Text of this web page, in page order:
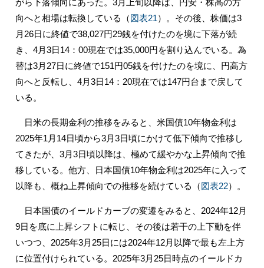
がら下落傾向にあった。3月上旬以降は、円安・株高の方
向へと相場は転換している（図表21）。その後、株価は3
月26日に終値で38,027円29銭を付けたのを境に下落が続
き、4月3日14：00現在では35,000円を割り込んでいる。為
替は3月27日に終値で151円05銭を付けたのを境に、円高方
向へと反転し、4月3日14：20現在では147円台まで戻して
いる。
日米の長期金利の推移をみると、米国債10年物金利は
2025年1月14日頃から3月3日頃にかけて低下傾向で推移し
てきたが、3月3日頃以降は、極めて緩やかな上昇傾向で推
移している。他方、日本国債10年物金利は2025年に入って
以降も、概ね上昇傾向での推移を続けている（図表22）。
日本国債のイールドカーブの変遷をみると、2024年12月
9日を底に上昇シフトに転じ、その後は若干の上下動を伴
いつつ、2025年3月25日には2024年12月以降で最も左上方
に位置付けられている。2025年3月25日時点のイールドカ